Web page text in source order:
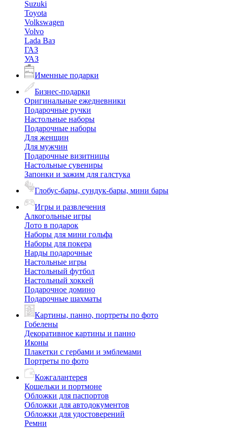
Suzuki
Toyota
Volkswagen
Volvo
Lada Ваз
ГАЗ
УАЗ
Именные подарки
Бизнес-подарки
Оригинальные ежедневники
Подарочные ручки
Настольные наборы
Подарочные наборы
Для женщин
Для мужчин
Подарочные визитницы
Настольные сувениры
Запонки и зажим для галстука
Глобус-бары, сундук-бары, мини бары
Игры и развлечения
Алкогольные игры
Лото в подарок
Наборы для мини гольфа
Наборы для покера
Нарды подарочные
Настольные игры
Настольный футбол
Настольный хоккей
Подарочное домино
Подарочные шахматы
Картины, панно, портреты по фото
Гобелены
Декоративное картины и панно
Иконы
Плакетки с гербами и эмблемами
Портреты по фото
Кожгалантерея
Кошельки и портмоне
Обложки для паспортов
Обложки для автодокументов
Обложки для удостоверений
Ремни